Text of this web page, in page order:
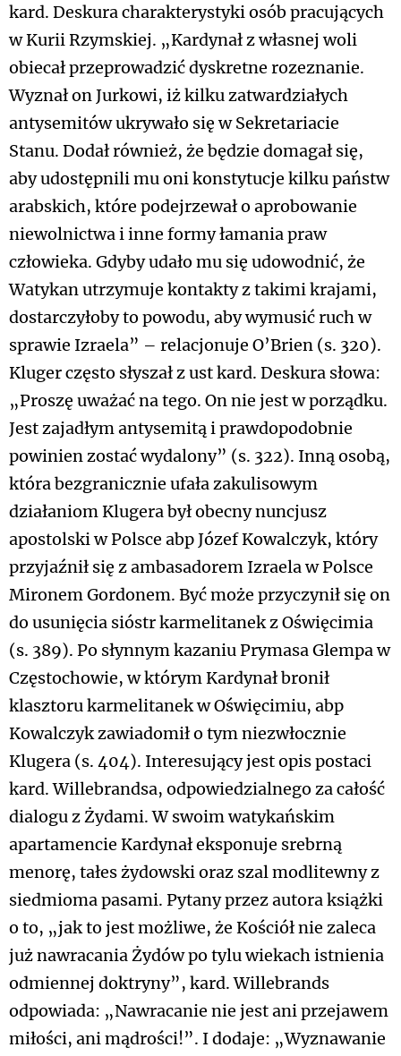
kard. Deskura charakterystyki osób pracujących
w Kurii Rzymskiej. „Kardynał z własnej woli
obiecał przeprowadzić dyskretne rozeznanie.
Wyznał on Jurkowi, iż kilku zatwardziałych
antysemitów ukrywało się w Sekretariacie
Stanu. Dodał również, że będzie domagał się,
aby udostępnili mu oni konstytucje kilku państw
arabskich, które podejrzewał o aprobowanie
niewolnictwa i inne formy łamania praw
człowieka. Gdyby udało mu się udowodnić, że
Watykan utrzymuje kontakty z takimi krajami,
dostarczyłoby to powodu, aby wymusić ruch w
sprawie Izraela” – relacjonuje O’Brien (s. 320).
Kluger często słyszał z ust kard. Deskura słowa:
„Proszę uważać na tego. On nie jest w porządku.
Jest zajadłym antysemitą i prawdopodobnie
powinien zostać wydalony” (s. 322). Inną osobą,
która bezgranicznie ufała zakulisowym
działaniom Klugera był obecny nuncjusz
apostolski w Polsce abp Józef Kowalczyk, który
przyjaźnił się z ambasadorem Izraela w Polsce
Mironem Gordonem. Być może przyczynił się on
do usunięcia sióstr karmelitanek z Oświęcimia
(s. 389). Po słynnym kazaniu Prymasa Glempa w
Częstochowie, w którym Kardynał bronił
klasztoru karmelitanek w Oświęcimiu, abp
Kowalczyk zawiadomił o tym niezwłocznie
Klugera (s. 404). Interesujący jest opis postaci
kard. Willebrandsa, odpowiedzialnego za całość
dialogu z Żydami. W swoim watykańskim
apartamencie Kardynał eksponuje srebrną
menorę, tałes żydowski oraz szal modlitewny z
siedmioma pasami. Pytany przez autora książki
o to, „jak to jest możliwe, że Kościół nie zaleca
już nawracania Żydów po tylu wiekach istnienia
odmiennej doktryny”, kard. Willebrands
odpowiada: „Nawracanie nie jest ani przejawem
miłości, ani mądrości!”. I dodaje: „Wyznawanie